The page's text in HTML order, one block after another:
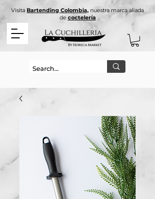
Visita Bartending Colombia, nuestra marca aliada
de coctelería